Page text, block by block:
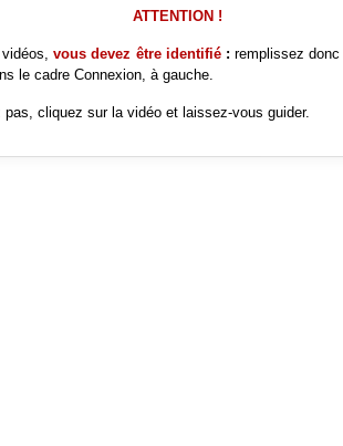
ATTENTION !
vous devez être identifié :remplissez
le cadre Connexion, à gauche.
cliquez sur la vidéo et laissez-vous guider.